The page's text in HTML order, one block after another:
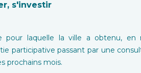
s'investir
pour laquelle la ville a obtenu,
participative passant par une
prochains mois.